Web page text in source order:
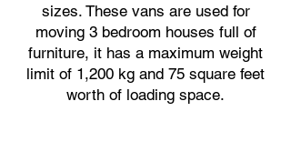
sizes. These vans are used for
moving 3 bedroom houses full of
furniture, it has a maximum weight
limit of 1,200 kg and 75 square feet
worth of loading space.